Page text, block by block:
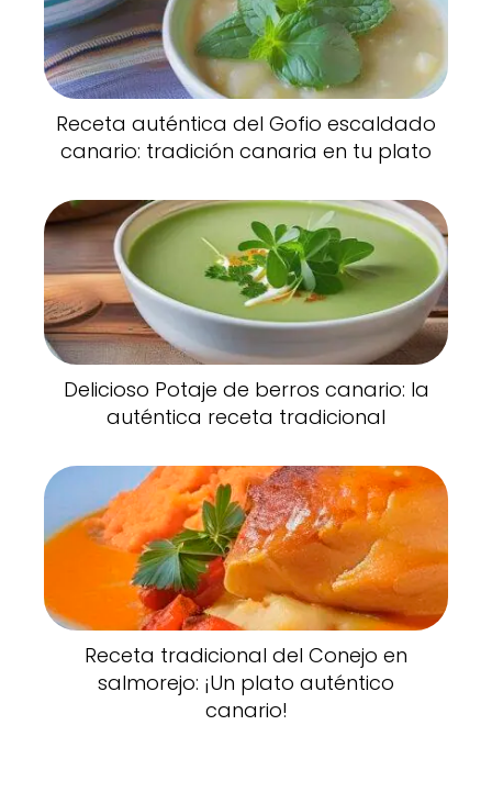
Receta auténtica del Gofio escaldado
canario: tradición canaria en tu plato
Delicioso Potaje de berros canario: la
auténtica receta tradicional
Receta tradicional del Conejo en
salmorejo: ¡Un plato auténtico
canario!